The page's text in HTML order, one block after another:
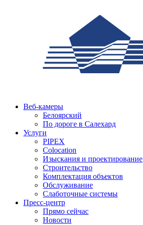
Веб-камеры
Белоярский
По дороге в Салехард
Услуги
PIPEX
Colocation
Изыскания и проектирование
Строительство
Комплектация объектов
Обслуживание
Слаботочные системы
Пресс-центр
Прямо сейчас
Новости